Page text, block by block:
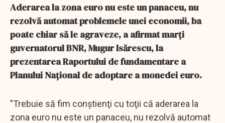
Aderarea la zona euro nu este un panaceu, nu
rezolvă automat problemele unei economii, ba
poate chiar să le agraveze, a afirmat marţi
guvernatorul BNR, Mugur Isărescu, la
prezentarea Raportului de fundamentare a
Planului Naţional de adoptare a monedei euro.
"Trebuie să fim conştienţi cu toţii că aderarea la
zona euro nu este un panaceu, nu rezolvă automat